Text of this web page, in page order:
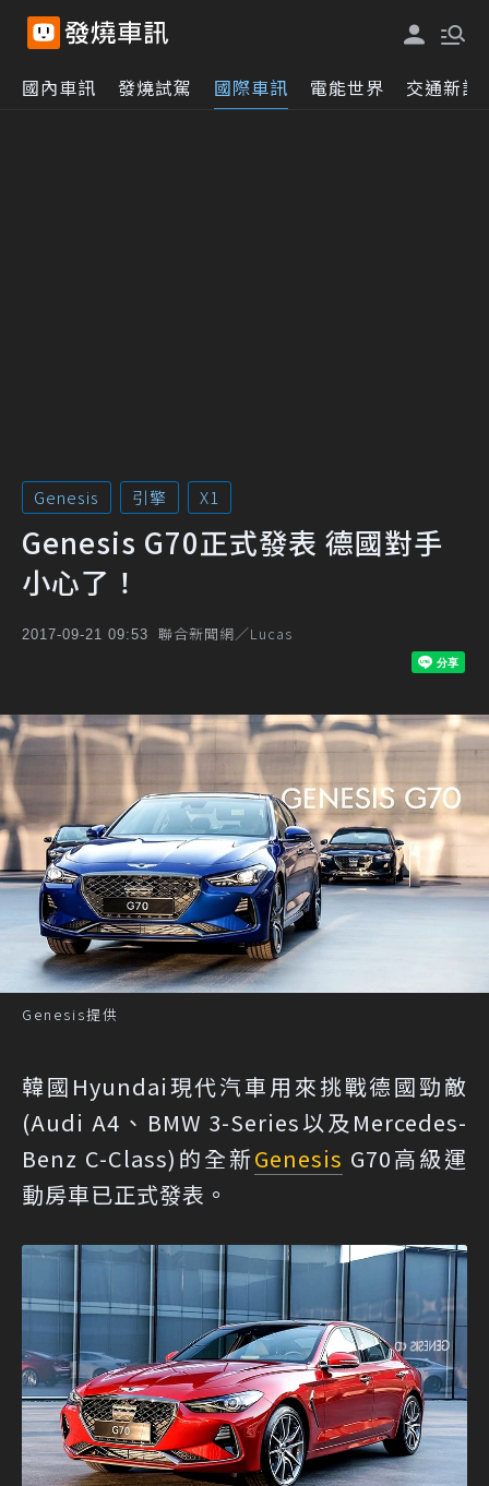
國內車訊 發燒試駕 國際車訊 電能世界 交通新訊
Genesis 引擎 X1
Genesis G70正式發表 德國對手
小心了！
2017-09-21 09:53 聯合新聞網／Lucas
Genesis提供
韓國Hyundai現代汽車用來挑戰德國勁敵
(Audi A4、BMW 3-Series以及Mercedes-
Benz C-Class)的全新Genesis G70高級運
動房車已正式發表。